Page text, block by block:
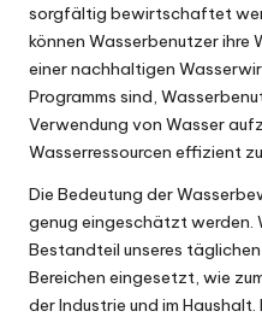
sorgfältig bewirtschaftet
können Wasserbenutzer ihre
einer nachhaltigen
Programms sind,
Verwendung von Wasser
Wasserressourcen effizient
Die Bedeutung der
genug eingeschätzt werden.
Bestandteil unseres
Bereichen eingesetzt, wie
der Industrie und im